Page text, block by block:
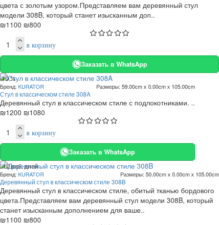
цвета с золотым узором.Представляем вам деревянный стул
модели 308B, который станет изысканным доп..
₪1100 ₪800
в корзину
Заказать в WhatsApp
-10 %
Бренд: KURATOR Размеры: 59.00cm x 0.00cm x 105.00cm
Стул в классическом стиле 308A
Деревянный стул в классическом стиле с подлокотниками. ..
₪1200 ₪1080
в корзину
Заказать в WhatsApp
. 10 раб. дней
-27 %
Бренд: KURATOR Размеры: 50.00cm x 0.00cm x 105.00cm
Деревянный стул в классическом стиле 308B
Деревянный стул в классическом стиле, обитый тканью бордового
цвета.Представляем вам деревянный стул модели 308B, который
станет изысканным дополнением для ваше..
₪1100 ₪800